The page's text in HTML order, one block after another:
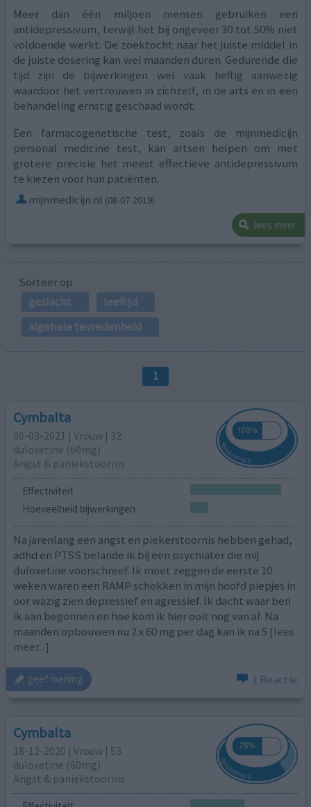
Meer dan één miljoen mensen gebruiken een
antidepressivum, terwijl het bij ongeveer 30 tot 50% niet
voldoende werkt. De zoektocht naar het juiste middel in
de juiste dosering kan wel maanden duren. Gedurende die
tijd zijn de bijwerkingen wel vaak heftig aanwezig
waardoor het vertrouwen in zichzelf, in de arts en in een
behandeling ernstig geschaad wordt.
Een farmacogenetische test, zoals de mijnmedicijn
personal medicine test, kan artsen helpen om met
grotere precisie het meest effectieve antidepressivum
te kiezen voor hun patiënten.
mijnmedicijn.nl (08-07-2019)
lees meer
Sorteer op
geslacht
leeftijd
algehele tevredenheid
1
Cymbalta
06-03-2021 | Vrouw | 32
duloxetine (60mg)
Angst & paniekstoornis
Effectiviteit
Hoeveelheid bijwerkingen
Na jarenlang een angst en piekerstoornis hebben gehad,
adhd en PTSS belande ik bij een psychiater die mij
duloxetine voorschreef. Ik moet zeggen de eerste 10
weken waren een RAMP schokken in mijn hoofd piepjes in
oor wazig zien depressief en agressief. Ik dacht waar ben
ik aan begonnen en hoe kom ik hier ooit nog van af. Na
maanden opbouwen nu 2 x 60 mg per dag kan ik na 5 [lees
meer...]
geef mening 1 Reactie
Cymbalta
18-12-2020 | Vrouw | 53
duloxetine (60mg)
Angst & paniekstoornis